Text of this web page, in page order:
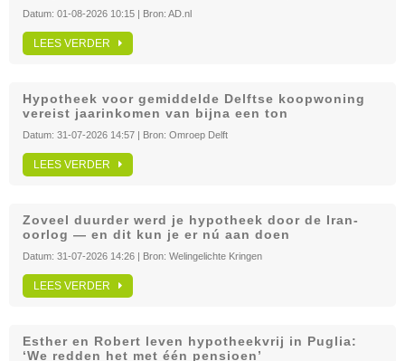
Datum: 01-08-2026 10:15 | Bron: AD.nl
LEES VERDER
Hypotheek voor gemiddelde Delftse koopwoning
vereist jaarinkomen van bijna een ton
Datum: 31-07-2026 14:57 | Bron: Omroep Delft
LEES VERDER
Zoveel duurder werd je hypotheek door de Iran-
oorlog — en dit kun je er nú aan doen
Datum: 31-07-2026 14:26 | Bron: Welingelichte Kringen
LEES VERDER
Esther en Robert leven hypotheekvrij in Puglia:
‘We redden het met één pensioen’